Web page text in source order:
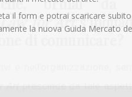
for Art
di comunicare?
Art prescinde da tale
il form e potrai scaricare subito
la nuova Guida Mercato